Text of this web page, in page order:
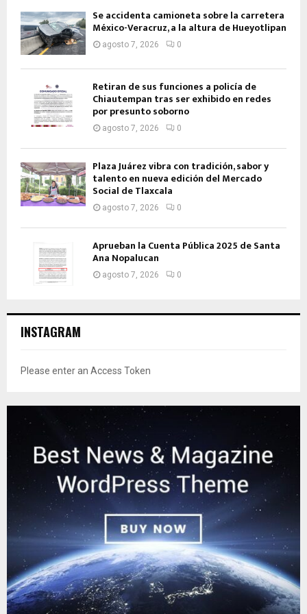
Se accidenta camioneta sobre la carretera
México-Veracruz, a la altura de Hueyotlipan
agosto 7, 2026 0
Retiran de sus funciones a policía de
Chiautempan tras ser exhibido en redes
por presunto soborno
agosto 7, 2026 0
Plaza Juárez vibra con tradición, sabor y
talento en nueva edición del Mercado
Social de Tlaxcala
agosto 7, 2026 0
Aprueban la Cuenta Pública 2025 de Santa
Ana Nopalucan
agosto 7, 2026 0
INSTAGRAM
Please enter an Access Token